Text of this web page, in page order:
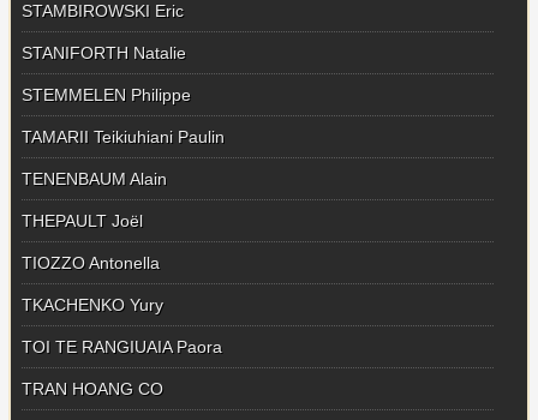
STAMBIROWSKI Eric
STANIFORTH Natalie
STEMMELEN Philippe
TAMARII Teikiuhiani Paulin
TENENBAUM Alain
THEPAULT Joël
TIOZZO Antonella
TKACHENKO Yury
TOI TE RANGIUAIA Paora
TRAN HOANG CO